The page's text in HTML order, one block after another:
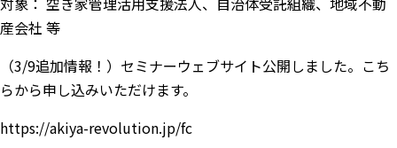
産会社 等
（3/9追加情報！）セミナーウェブサイト公開しました。こち
らから申し込みいただけます。
https://akiya-revolution.jp/fc